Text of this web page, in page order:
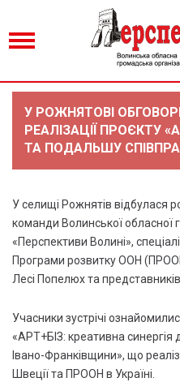
У РОЖНЯТОВІ
РЕАЛІЗАЦІЇ ПРОЄКТУ
ТА ПОДАЛЬШУ
У селищі Рожнятів відбулася
команди Волинської обласної
«Перспективи Волині»,
Програми розвитку ООН
Лесі Попелюх та
Учасники зустрічі
«АРТ+БІЗ: креативна
Івано-Франківщини», що
Швеції та ПРООН в Україні.